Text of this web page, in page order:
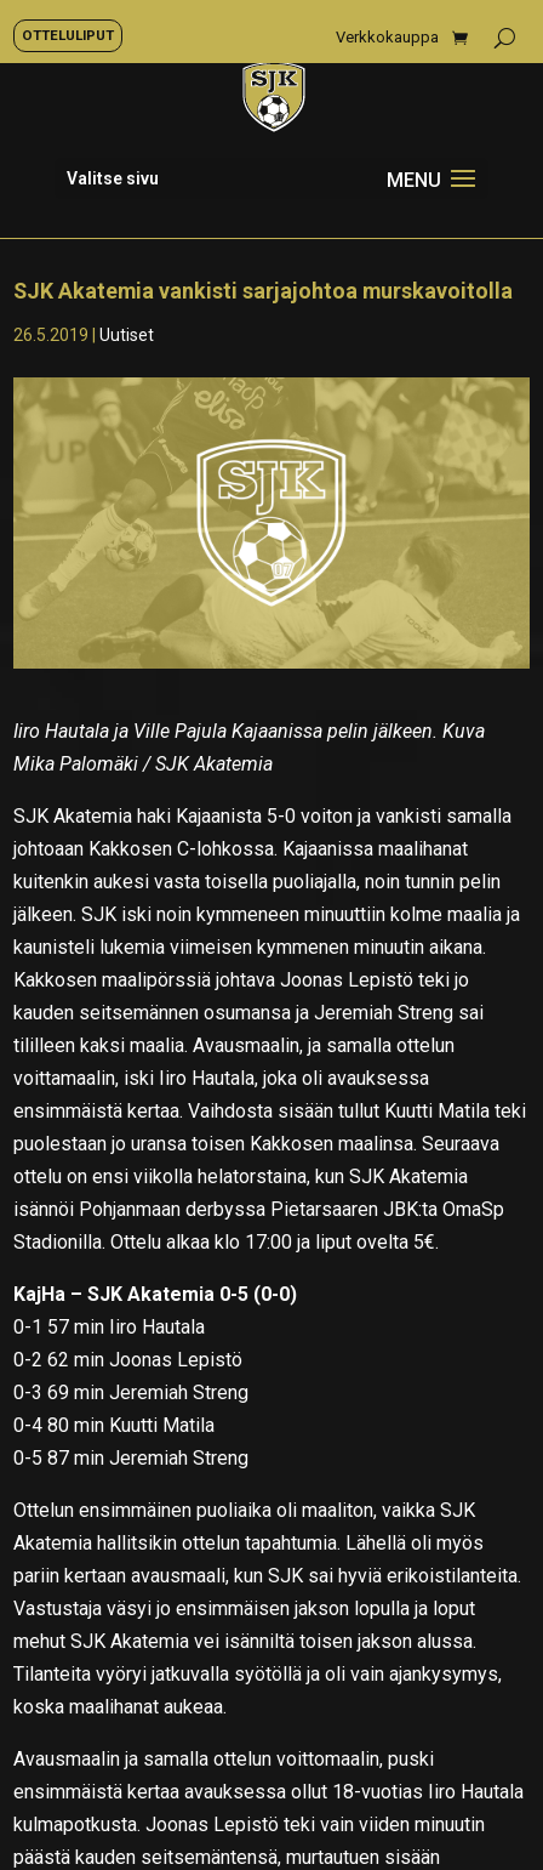
OTTELULIPUT Verkkokauppa
Valitse sivu
SJK Akatemia vankisti sarjajohtoa murskavoitolla
26.5.2019 |Uutiset
Iiro Hautala ja Ville Pajula Kajaanissa pelin jälkeen. Kuva
Mika Palomäki / SJK Akatemia
SJK Akatemia haki Kajaanista 5-0 voiton ja vankisti samalla
johtoaan Kakkosen C-lohkossa. Kajaanissa maalihanat
kuitenkin aukesi vasta toisella puoliajalla, noin tunnin pelin
jälkeen. SJK iski noin kymmeneen minuuttiin kolme maalia ja
kaunisteli lukemia viimeisen kymmenen minuutin aikana.
Kakkosen maalipörssiä johtava Joonas Lepistö teki jo
kauden seitsemännen osumansa ja Jeremiah Streng sai
tililleen kaksi maalia. Avausmaalin, ja samalla ottelun
voittamaalin, iski Iiro Hautala, joka oli avauksessa
ensimmäistä kertaa. Vaihdosta sisään tullut Kuutti Matila teki
puolestaan jo uransa toisen Kakkosen maalinsa. Seuraava
ottelu on ensi viikolla helatorstaina, kun SJK Akatemia
isännöi Pohjanmaan derbyssa Pietarsaaren JBK:ta OmaSp
Stadionilla. Ottelu alkaa klo 17:00 ja liput ovelta 5€.
KajHa – SJK Akatemia 0-5 (0-0)
0-1 57 min Iiro Hautala
0-2 62 min Joonas Lepistö
0-3 69 min Jeremiah Streng
0-4 80 min Kuutti Matila
0-5 87 min Jeremiah Streng
Ottelun ensimmäinen puoliaika oli maaliton, vaikka SJK
Akatemia hallitsikin ottelun tapahtumia. Lähellä oli myös
pariin kertaan avausmaali, kun SJK sai hyviä erikoistilanteita.
Vastustaja väsyi jo ensimmäisen jakson lopulla ja loput
mehut SJK Akatemia vei isänniltä toisen jakson alussa.
Tilanteita vyöryi jatkuvalla syötöllä ja oli vain ajankysymys,
koska maalihanat aukeaa.
Avausmaalin ja samalla ottelun voittomaalin, puski
ensimmäistä kertaa avauksessa ollut 18-vuotias Iiro Hautala
kulmapotkusta. Joonas Lepistö teki vain viiden minuutin
päästä kauden seitsemäntensä, murtautuen sisään